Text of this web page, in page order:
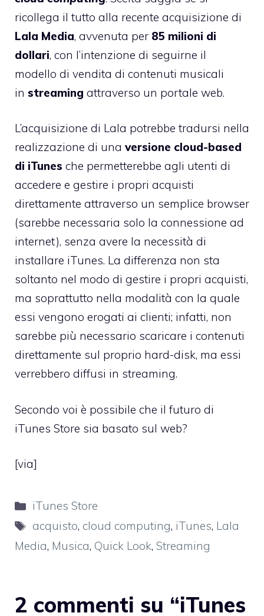
ricollega il tutto alla recente acquisizione di
Lala Media, avvenuta per 85 milioni di
dollari, con l’intenzione di seguirne il
modello di vendita di contenuti musicali
in streaming attraverso un portale web.
L’acquisizione di Lala potrebbe tradursi nella
realizzazione di una versione cloud-based
di iTunes che permetterebbe agli utenti di
accedere e gestire i propri acquisti
direttamente attraverso un semplice browser
(sarebbe necessaria solo la connessione ad
internet), senza avere la necessità di
installare iTunes. La differenza non sta
soltanto nel modo di gestire i propri acquisti,
ma soprattutto nella modalità con la quale
essi vengono erogati ai clienti; infatti, non
sarebbe più necessario scaricare i contenuti
direttamente sul proprio hard-disk, ma essi
verrebbero diffusi in streaming.
Secondo voi è possibile che il futuro di
iTunes Store sia basato sul web?
[via]
Categorie
iTunes Store
Tag
acquisto, cloud computing, iTunes, Lala
Media, Musica, Quick Look, Streaming
2 commenti su “iTunes